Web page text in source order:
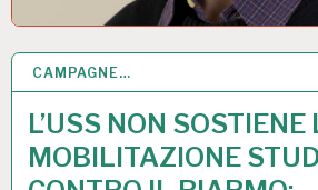
CAMPAGNE…
L’USS NON SOSTIENE
MOBILITAZIONE